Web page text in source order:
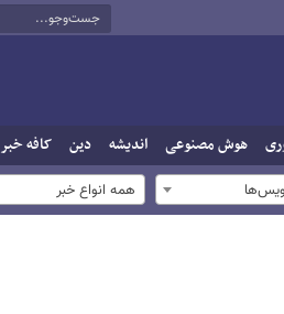
هوش مصنوعی اندیشه دین کافه خبر
همه انواع خبر